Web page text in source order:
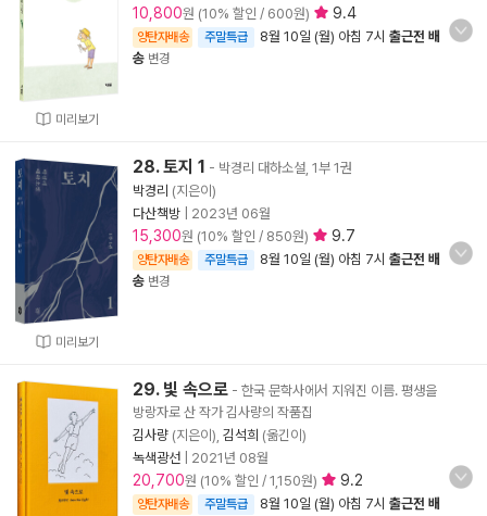
미리보기
10,800원 (10% 할인 / 600원) 9.4
양탄자배송 주말특급 8월 10일 (월) 아침 7시 출근전 배
송 변경
미리보기
28. 토지 1 - 박경리 대하소설, 1부 1권
박경리 (지은이)
다산책방
2023년 06월
15,300원 (10% 할인 / 850원) 9.7
양탄자배송 주말특급 8월 10일 (월) 아침 7시 출근전 배
송 변경
29. 빛 속으로 - 한국 문학사에서 지워진 이름. 평생을
방랑자로 산 작가 김사량의 작품집
김사량 (지은이), 김석희 (옮긴이)
녹색광선
2021년 08월
20,700원 (10% 할인 / 1,150원) 9.2
양탄자배송 주말특급 8월 10일 (월) 아침 7시 출근전 배